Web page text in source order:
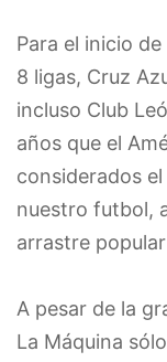
Para el inicio
8 ligas, Cruz
incluso Club
años que el
considerados
nuestro futbol,
arrastre
A pesar de la
La Máquina